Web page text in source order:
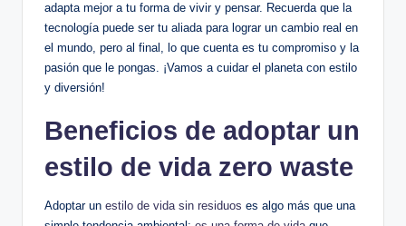
adapta mejor a tu forma de vivir y pensar. Recuerda que la
tecnología puede ser tu aliada para lograr un cambio real en
el mundo, pero al final, lo que cuenta es tu compromiso y la
pasión que le pongas. ¡Vamos a cuidar el planeta con estilo
y diversión!
Beneficios de adoptar un
estilo de vida zero waste
Adoptar un estilo de vida sin residuos es algo más que una